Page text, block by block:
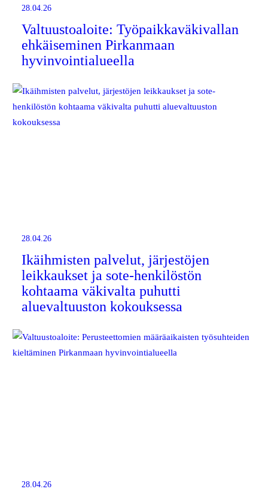
28.04.26
Valtuustoaloite: Työpaikkaväkivallan
ehkäiseminen Pirkanmaan
hyvinvointialueella
28.04.26
Ikäihmisten palvelut, järjestöjen
leikkaukset ja sote-henkilöstön
kohtaama väkivalta puhutti
aluevaltuuston kokouksessa
28.04.26